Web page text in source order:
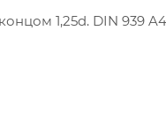
1,25d. DIN 939